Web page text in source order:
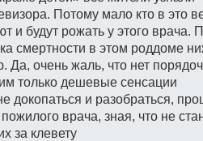
Потому мало кто в это
и будут рожать у этого врача.
смертности в этом роддоме
Да, очень жаль, что нет
только дешевые сенсации
докопаться и разобраться,
врача, зная, что не
за клевету